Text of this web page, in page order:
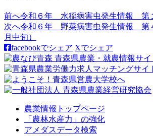
前へ令和６年 水稲病害虫発生情報 第
次へ令和６年 野菜病害虫発生情報 第
月中旬）
facebookでシェア Xでシェア
農業情報トップページ
「農林水産力」の強化
アメダスデータ検索